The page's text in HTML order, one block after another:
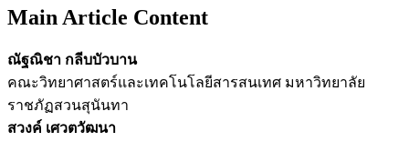
Main Article Content
ณัฐณิชา กลีบบัวบาน
คณะวิทยาศาสตร์และเทคโนโลยีสารสนเทศ มหาวิทยาลัย
ราชภัฏสวนสุนันทา
สวงค์ เศวตวัฒนา